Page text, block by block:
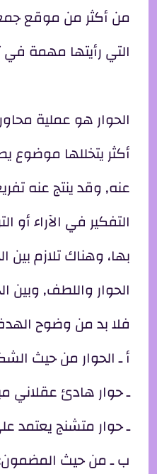
من أكثر من موقع
التي رأيتها مهمة في
الحوار هو عملية
أكثر يتخللها موضوع
عنه, وقد ينتج عنه
التفكير في الآراء أو
بها، وهناك تلازم بين
الحوار واللطف, وبين
فلا بد من وضوح
أ ـ الحوار من حيث
ـ حوار هادئ عقلاني
ـ حوار متشنج يعتمد
ب ـ من حيث